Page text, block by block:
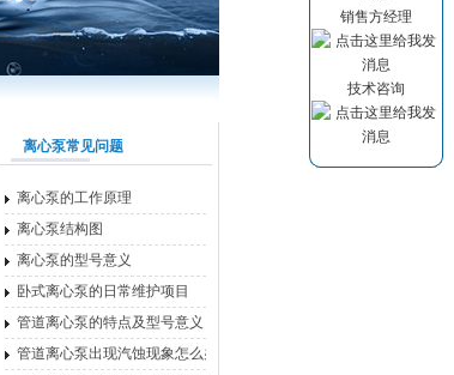
离心泵常见问题
离心泵的工作原理
离心泵结构图
离心泵的型号意义
卧式离心泵的日常维护项目
管道离心泵的特点及型号意义
管道离心泵出现汽蚀现象怎么办
销售方经理
技术咨询